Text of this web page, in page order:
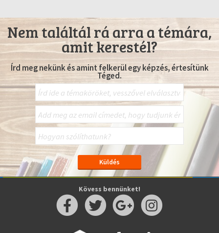
Nem találtál rá arra a témára,
amit kerestél?
Írd meg nekünk és amint felkerül egy képzés, értesítünk
Téged.
Kövess bennünket!